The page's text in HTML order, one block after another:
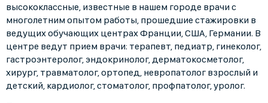
высококлассные, известные в нашем городе врачи с
многолетним опытом работы, прошедшие стажировки в
ведущих обучающих центрах Франции, США, Германии. В
центре ведут прием врачи: терапевт, педиатр, гинеколог,
гастроэнтеролог, эндокринолог, дерматокосметолог,
хирург, травматолог, ортопед, невропатолог взрослый и
детский, кардиолог, стоматолог, профпатолог, уролог.